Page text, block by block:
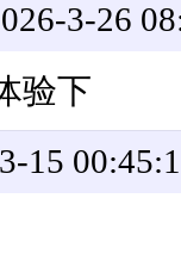
3-26
验下
15